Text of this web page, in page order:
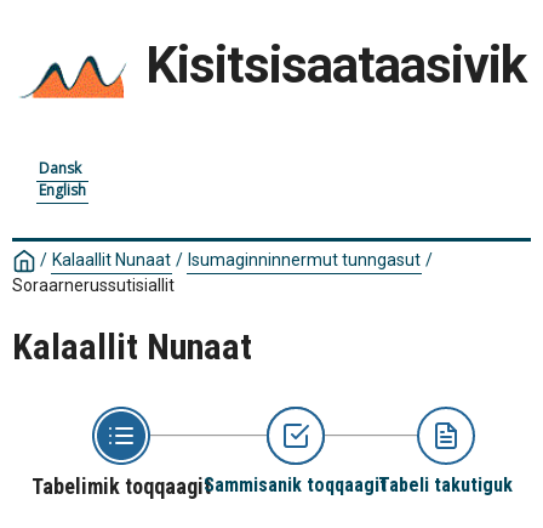
Kisitsisaataasivik
Dansk
English
/ Kalaallit Nunaat / Isumaginninnermut tunngasut /
Soraarnerussutisiallit
Kalaallit Nunaat
Tabelimik toqqaagitSammisanik toqqaagitTabeli takutiguk